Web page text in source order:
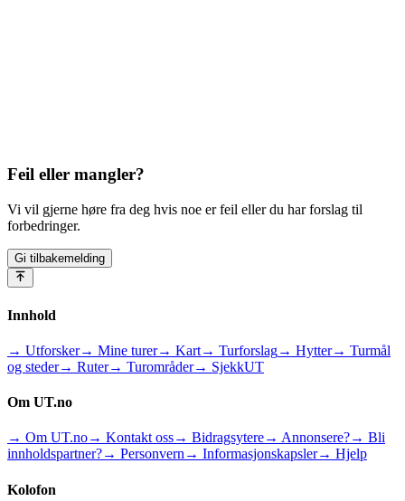
Feil eller mangler?
Vi vil gjerne høre fra deg hvis noe er feil eller du har forslag til
forbedringer.
Gi tilbakemelding
Innhold
→ Utforsker→ Mine turer→ Kart→ Turforslag→ Hytter→ Turmål
og steder→ Ruter→ Turområder→ SjekkUT
Om UT.no
→ Om UT.no→ Kontakt oss→ Bidragsytere→ Annonsere?→ Bli
innholdspartner?→ Personvern→ Informasjonskapsler→ Hjelp
Kolofon